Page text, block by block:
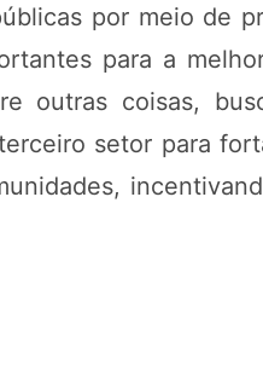
por meio de
para a
outras coisas,
setor para